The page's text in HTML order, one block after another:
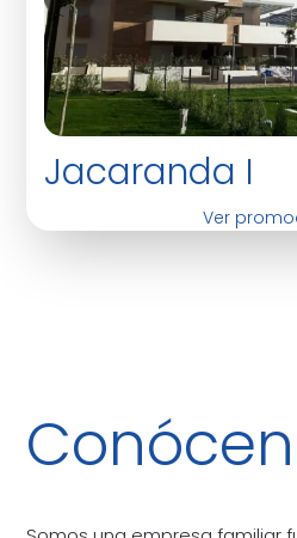
Jacaranda I
Ver